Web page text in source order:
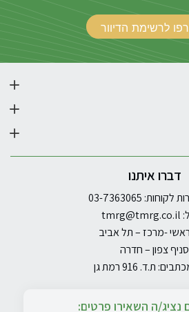
דברו איתנו
03-7363065
tmrg@tmrg.co.il
-מרכז – תל אביב
סניף צפון – חדרה
ת.ד. 916 רמת גן
נציג/ה השאירו פרטים: